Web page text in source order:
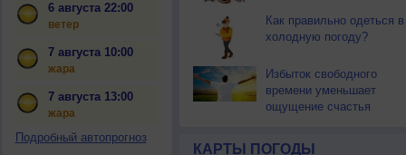
6 августа 22:00
ветер
7 августа 10:00
жара
7 августа 13:00
жара
Подробный автопрогноз
Как правильно одеться в
холодную погоду?
Избыток свободного
времени уменьшает
ощущение счастья
КАРТЫ ПОГОДЫ